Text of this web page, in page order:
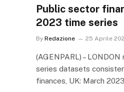
Public sector
2023 time series
By Redazione 25 Aprile
(AGENPARL) –
series datasets
finances, UK: March